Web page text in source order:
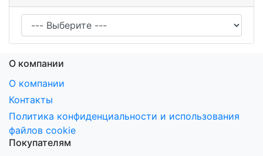
О компании
О компании
Контакты
Политика конфиденциальности и использования
файлов cookie
Покупателям